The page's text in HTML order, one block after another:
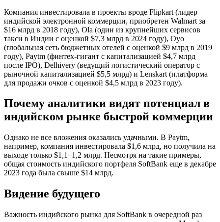
Компания инвестировала в проекты вроде Flipkart (лидер
индийской электронной коммерции, приобретен Walmart за
$16 млрд в 2018 году), Ola (один из крупнейших сервисов
такси в Индии с оценкой $7,3 млрд в 2024 году), Oyo
(глобальная сеть бюджетных отелей с оценкой $9 млрд в 2019
году), Paytm (финтех-гигант с капитализацией $4,7 млрд
после IPO), Delhivery (ведущий логистический оператор с
рыночной капитализацией $5,5 млрд) и Lenskart (платформа
для продажи очков с оценкой $4,5 млрд в 2023 году).
Почему аналитики видят потенциал в
индийском рынке быстрой коммерции
Однако не все вложения оказались удачными. В Paytm,
например, компания инвестировала $1,6 млрд, но получила на
выходе только $1,1–1,2 млрд. Несмотря на такие примеры,
общая стоимость индийского портфеля SoftBank еще в декабре
2023 года была свыше $14 млрд.
Видение будущего
Важность индийского рынка для SoftBank в очередной раз